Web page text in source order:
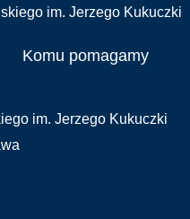
Komu pomagamy
im. Jerzego Kukuczki